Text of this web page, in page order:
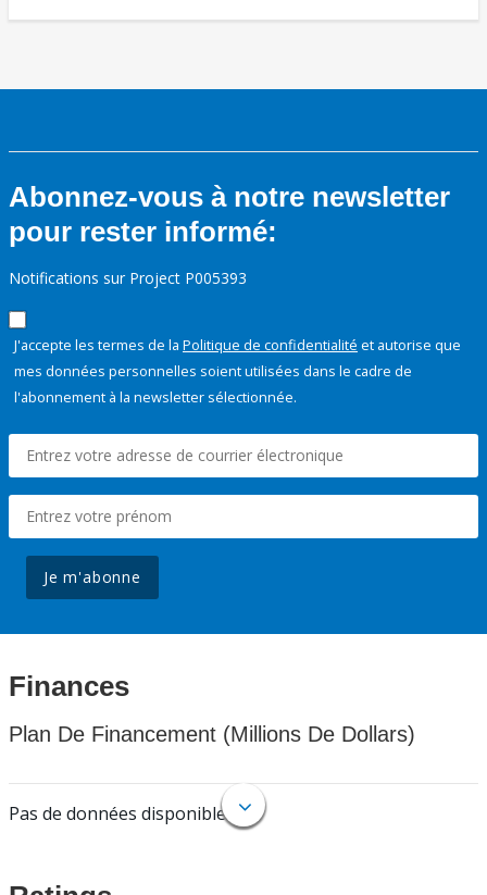
Abonnez-vous à notre newsletter
pour rester informé:
Notifications sur Project P005393
J'accepte les termes de la Politique de confidentialité et autorise que
mes données personnelles soient utilisées dans le cadre de
l'abonnement à la newsletter sélectionnée.
Je m'abonne
Finances
Plan De Financement (Millions De Dollars)
Pas de données disponibles.